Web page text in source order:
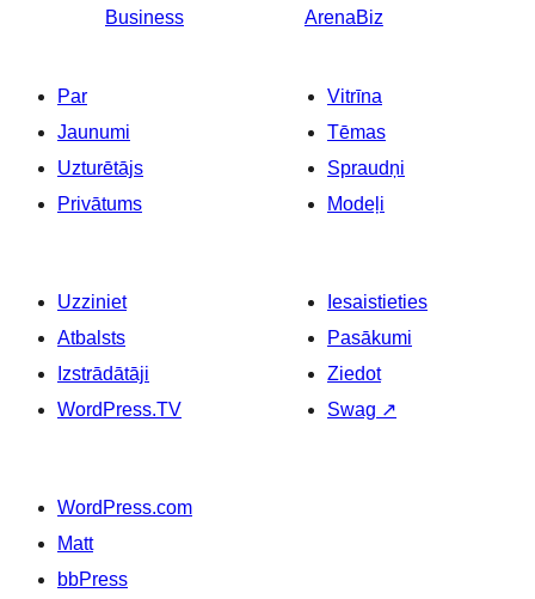
Business
ArenaBiz
Par
Jaunumi
Uzturētājs
Privātums
Vitrīna
Tēmas
Spraudņi
Modeļi
Uzziniet
Atbalsts
Izstrādātāji
WordPress.TV
Iesaistieties
Pasākumi
Ziedot
Swag ↗
WordPress.com
Matt
bbPress